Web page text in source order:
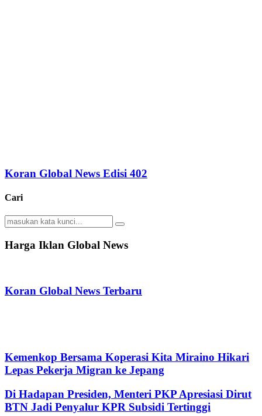
Koran Global News Edisi 402
Cari
Search
for:
Search
Harga Iklan Global News
Koran Global News Terbaru
Kemenkop Bersama Koperasi Kita Miraino Hikari
Lepas Pekerja Migran ke Jepang
Di Hadapan Presiden, Menteri PKP Apresiasi Dirut
BTN Jadi Penyalur KPR Subsidi Tertinggi